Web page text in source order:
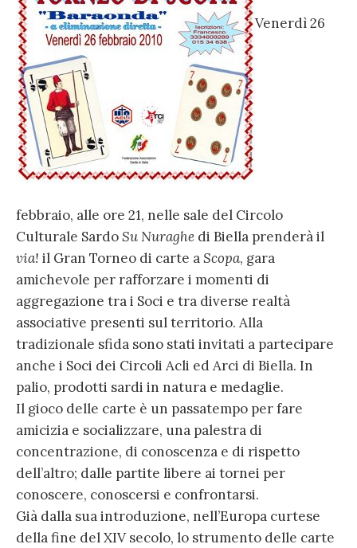
Venerdì 26
febbraio, alle ore 21, nelle sale del Circolo
Culturale SardoSu Nuraghe di Biella prenderà il
via! il Gran Torneo di carte aScopa, gara
amichevole per rafforzare i momenti di
aggregazione tra i Soci e tra diverse realtà
associative presenti sul territorio. Alla
tradizionale sfida sono stati invitati a partecipare
anche i Soci dei Circoli Acli ed Arci di Biella. In
palio, prodotti sardi in natura e medaglie.
Il gioco delle carte è un passatempo per fare
amicizia e socializzare, una palestra di
concentrazione, di conoscenza e di rispetto
dell’altro; dalle partite libere ai tornei per
conoscere, conoscersi e confrontarsi.
Già dalla sua introduzione, nell’Europa curtese
della fine del XIV secolo, lo strumento delle carte